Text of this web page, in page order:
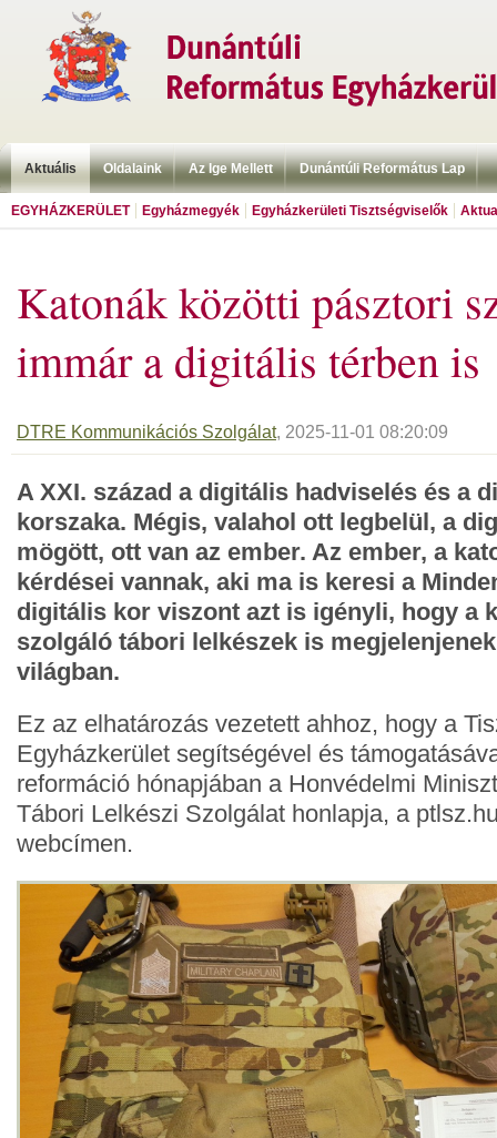
Aktuális Oldalaink Az Ige Mellett Dunántúli Református Lap
EGYHÁZKERÜLET Egyházmegyék Egyházkerületi Tisztségviselők
Katonák közötti pásztori
immár a digitális térben is
DTRE Kommunikációs Szolgálat, 2025-11-01 08:20:09
A XXI. század a digitális hadviselés és a
korszaka. Mégis, valahol ott legbelül, a
mögött, ott van az ember. Az ember, a
kérdései vannak, aki ma is keresi a
digitális kor viszont azt is igényli, hogy a
szolgáló tábori lelkészek is
világban.
Ez az elhatározás vezetett ahhoz, hogy a
Egyházkerület segítségével és
reformáció hónapjában a Honvédelmi
Tábori Lelkészi Szolgálat honlapja, a
webcímen.